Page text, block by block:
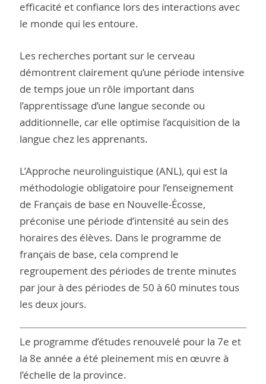
efficacité et confiance lors des interactions avec
le monde qui les entoure.
Les recherches portant sur le cerveau
démontrent clairement qu’une période intensive
de temps joue un rôle important dans
l’apprentissage d’une langue seconde ou
additionnelle, car elle optimise l’acquisition de la
langue chez les apprenants.
L’Approche neurolinguistique (ANL), qui est la
méthodologie obligatoire pour l’enseignement
de Français de base en Nouvelle-Écosse,
préconise une période d’intensité au sein des
horaires des élèves. Dans le programme de
français de base, cela comprend le
regroupement des périodes de trente minutes
par jour à des périodes de 50 à 60 minutes tous
les deux jours.
Le programme d’études renouvelé pour la 7e et
la 8e année a été pleinement mis en œuvre à
l’échelle de la province.